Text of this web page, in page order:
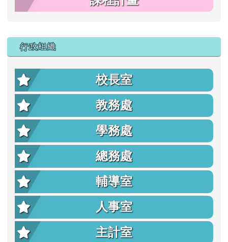
行政組織
校長室
教務處
學務處
總務處
輔導室
人事室
主計室